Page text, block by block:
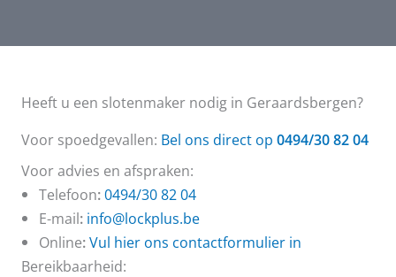
Heeft u een slotenmaker nodig in Geraardsbergen?
Voor spoedgevallen: Bel ons direct op 0494/30 82 04
Voor advies en afspraken:
Telefoon:0494/30 82 04
E-mail: info@lockplus.be
Online:Vul hier ons contactformulier in
Bereikbaarheid: